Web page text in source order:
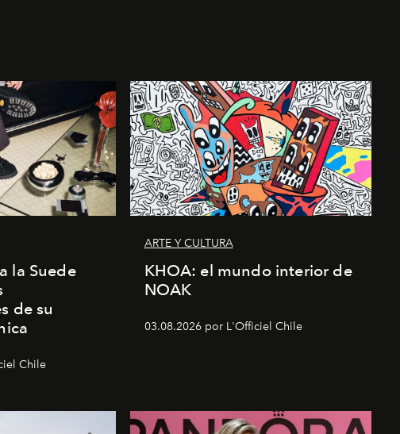
la Suede
de su
Chile
ARTE Y CULTURA
KHOA: el mundo interior de
NOAK
03.08.2026 por L'Officiel Chile